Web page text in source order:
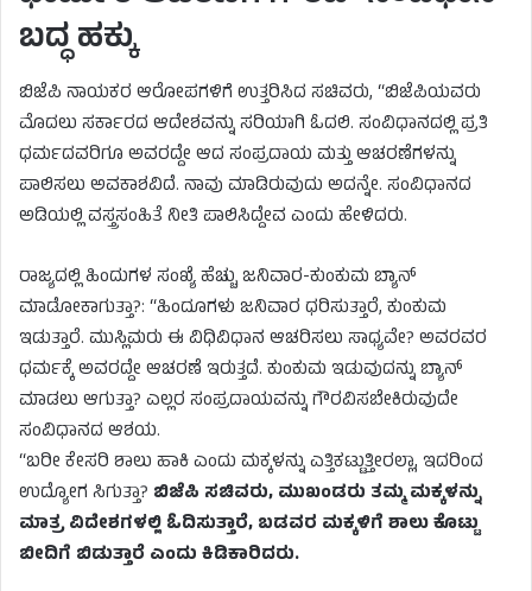
ಬದ್ಧ ಹಕ್ಕು
ಬಿಜೆಪಿ ನಾಯಕರ ಆರೋಪಗಳಿಗೆ ಉತ್ತರಿಸಿದ ಸಚಿವರು, “ಬಿಜೆಪಿಯವರು
ಮೊದಲು ಸರ್ಕಾರದ ಆದೇಶವನ್ನು ಸರಿಯಾಗಿ ಓದಲಿ. ಸಂವಿಧಾನದಲ್ಲಿ ಪ್ರತಿ
ಧರ್ಮದವರಿಗೂ ಅವರದ್ದೇ ಆದ ಸಂಪ್ರದಾಯ ಮತ್ತು ಆಚರಣೆಗಳನ್ನು
ಪಾಲಿಸಲು ಅವಕಾಶವಿದೆ. ನಾವು ಮಾಡಿರುವುದು ಅದನ್ನೇ. ಸಂವಿಧಾನದ
ಅಡಿಯಲ್ಲಿ ವಸ್ತ್ರಸಂಹಿತೆ ನೀತಿ ಪಾಲಿಸಿದ್ದೇವ ಎಂದು ಹೇಳಿದರು.
ರಾಜ್ಯದಲ್ಲಿ ಹಿಂದುಗಳ ಸಂಖ್ಯೆ ಹೆಚ್ಚು ಜನಿವಾರ-ಕುಂಕುಮ ಬ್ಯಾನ್
ಮಾಡೋಕಾಗುತ್ತಾ?: “ಹಿಂದೂಗಳು ಜನಿವಾರ ಧರಿಸುತ್ತಾರೆ, ಕುಂಕುಮ
ಇಡುತ್ತಾರೆ. ಮುಸ್ಲಿಮರು ಈ ವಿಧಿವಿಧಾನ ಆಚರಿಸಲು ಸಾಧ್ಯವೇ? ಅವರವರ
ಧರ್ಮಕ್ಕೆ ಅವರದ್ದೇ ಆಚರಣೆ ಇರುತ್ತದೆ. ಕುಂಕುಮ ಇಡುವುದನ್ನು ಬ್ಯಾನ್
ಮಾಡಲು ಆಗುತ್ತಾ? ಎಲ್ಲರ ಸಂಪ್ರದಾಯವನ್ನು ಗೌರವಿಸಬೇಕಿರುವುದೇ
ಸಂವಿಧಾನದ ಆಶಯ.
“ಬರೀ ಕೇಸರಿ ಶಾಲು ಹಾಕಿ ಎಂದು ಮಕ್ಕಳನ್ನು ಎತ್ತಿಕಟ್ಟುತ್ತೀರಲ್ಲಾ, ಇದರಿಂದ
ಉದ್ಯೋಗ ಸಿಗುತ್ತಾ? ಬಿಜೆಪಿ ಸಚಿವರು, ಮುಖಂಡರು ತಮ್ಮ ಮಕ್ಕಳನ್ನು
ಮಾತ್ರ ವಿದೇಶಗಳಲ್ಲಿ ಓದಿಸುತ್ತಾರೆ, ಬಡವರ ಮಕ್ಕಳಿಗೆ ಶಾಲು ಕೊಟ್ಟು
ಬೀದಿಗೆ ಬಿಡುತ್ತಾರೆ ಎಂದು ಕಿಡಿಕಾರಿದರು.